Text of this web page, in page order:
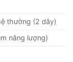
thường (2 dây)
năng lượng)